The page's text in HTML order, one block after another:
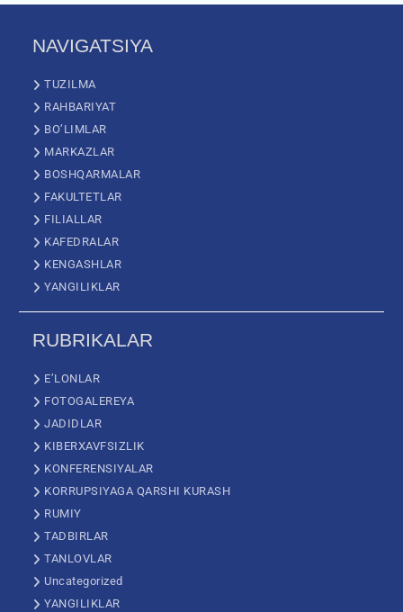
NAVIGATSIYA
TUZILMA
RAHBARIYAT
BO’LIMLAR
MARKAZLAR
BOSHQARMALAR
FAKULTETLAR
FILIALLAR
KAFEDRALAR
KENGASHLAR
YANGILIKLAR
RUBRIKALAR
E’LONLAR
FOTOGALEREYA
JADIDLAR
KIBERXAVFSIZLIK
KONFERENSIYALAR
KORRUPSIYAGA QARSHI KURASH
RUMIY
TADBIRLAR
TANLOVLAR
Uncategorized
YANGILIKLAR